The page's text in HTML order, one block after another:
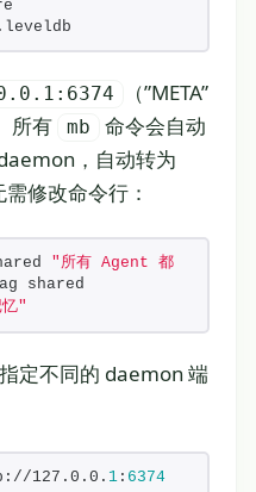
（”META”
所有
mb
命令会自动
，自动转为
修改命令行：
"所有 Agent 都
shared
"
定不同的 daemon 端
127.0.0. 1 : 6374